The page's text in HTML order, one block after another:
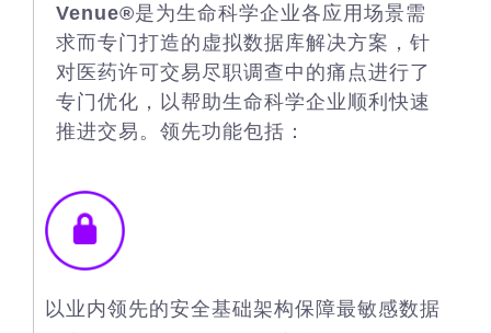
Venue®是为生命科学企业各应用场景需
求而专门打造的虚拟数据库解决方案，针
对医药许可交易尽职调查中的痛点进行了
专门优化，以帮助生命科学企业顺利快速
推进交易。领先功能包括：
以业内领先的安全基础架构保障最敏感数据